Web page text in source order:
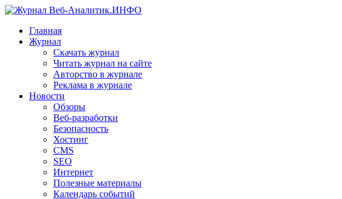
Главная
Журнал
Скачать журнал
Читать журнал на сайте
Авторство в журнале
Реклама в журнале
Новости
Обзоры
Веб-разработки
Безопасность
Хостинг
CMS
SEO
Интернет
Полезные материалы
Календарь событий